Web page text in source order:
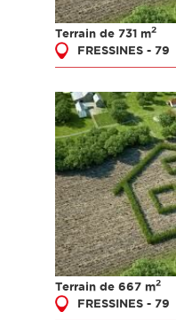
Terrain de 731 m2
FRESSINES - 79
Terrain de 667 m2
FRESSINES - 79